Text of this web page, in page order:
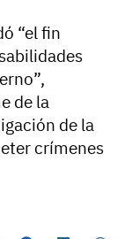
“el fin
de la
de la
crímenes